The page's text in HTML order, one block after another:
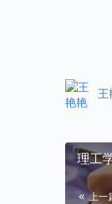
王
理工
上一